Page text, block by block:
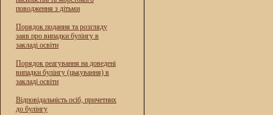
поводження з дітьми
Порядок подання та розгляду
заяв про випадки булінгу в
закладі освіти
Порядок реагування на доведені
випадки булінгу (цькування) в
закладі освіти
Відповідальність осіб, причетних
до булінгу